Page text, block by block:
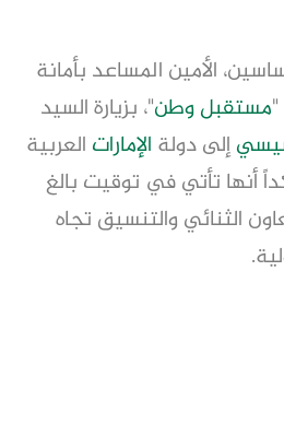
الأمين المساعد بأمانة
"مستقبل وطن"، بزيارة السيد
إلى دولة الإمارات العربية
أنها تأتي في توقيت بالغ
الثنائي والتنسيق تجاه